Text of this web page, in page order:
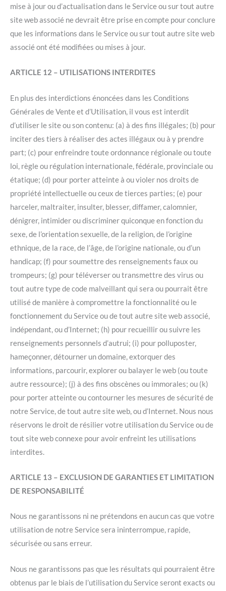
mise à jour ou d’actualisation dans le Service ou sur tout autre
site web associé ne devrait être prise en compte pour conclure
que les informations dans le Service ou sur tout autre site web
associé ont été modifiées ou mises à jour.
ARTICLE 12 – UTILISATIONS INTERDITES
En plus des interdictions énoncées dans les Conditions
Générales de Vente et d’Utilisation, il vous est interdit
d’utiliser le site ou son contenu: (a) à des fins illégales; (b) pour
inciter des tiers à réaliser des actes illégaux ou à y prendre
part; (c) pour enfreindre toute ordonnance régionale ou toute
loi, règle ou régulation internationale, fédérale, provinciale ou
étatique; (d) pour porter atteinte à ou violer nos droits de
propriété intellectuelle ou ceux de tierces parties; (e) pour
harceler, maltraiter, insulter, blesser, diffamer, calomnier,
dénigrer, intimider ou discriminer quiconque en fonction du
sexe, de l’orientation sexuelle, de la religion, de l’origine
ethnique, de la race, de l’âge, de l’origine nationale, ou d’un
handicap; (f) pour soumettre des renseignements faux ou
trompeurs; (g) pour téléverser ou transmettre des virus ou
tout autre type de code malveillant qui sera ou pourrait être
utilisé de manière à compromettre la fonctionnalité ou le
fonctionnement du Service ou de tout autre site web associé,
indépendant, ou d’Internet; (h) pour recueillir ou suivre les
renseignements personnels d’autrui; (i) pour polluposter,
hameçonner, détourner un domaine, extorquer des
informations, parcourir, explorer ou balayer le web (ou toute
autre ressource); (j) à des fins obscènes ou immorales; ou (k)
pour porter atteinte ou contourner les mesures de sécurité de
notre Service, de tout autre site web, ou d’Internet. Nous nous
réservons le droit de résilier votre utilisation du Service ou de
tout site web connexe pour avoir enfreint les utilisations
interdites.
ARTICLE 13 – EXCLUSION DE GARANTIES ET LIMITATION
DE RESPONSABILITÉ
Nous ne garantissons ni ne prétendons en aucun cas que votre
utilisation de notre Service sera ininterrompue, rapide,
sécurisée ou sans erreur.
Nous ne garantissons pas que les résultats qui pourraient être
obtenus par le biais de l’utilisation du Service seront exacts ou